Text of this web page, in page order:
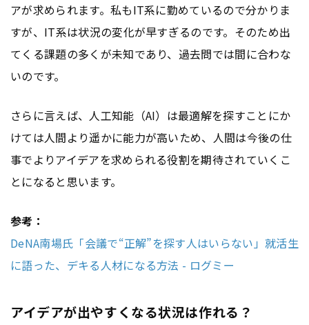
アが求められます。私もIT系に勤めているので分かりま
すが、IT系は状況の変化が早すぎるのです。そのため出
てくる課題の多くが未知であり、過去問では間に合わな
いのです。
さらに言えば、人工知能（AI）は最適解を探すことにか
けては人間より遥かに能力が高いため、人間は今後の仕
事でよりアイデアを求められる役割を期待されていくこ
とになると思います。
参考：
DeNA南場氏「会議で“正解”を探す人はいらない」就活生
に語った、デキる人材になる方法 - ログミー
アイデアが出やすくなる状況は作れる？